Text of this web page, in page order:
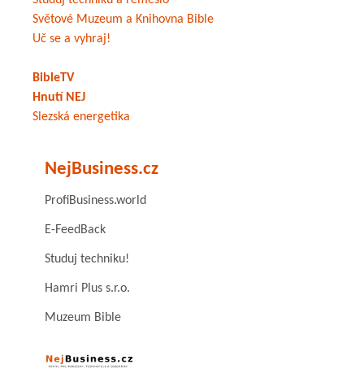
Světové Muzeum a Knihovna Bible
Uč se a vyhraj!
BibleTV
Hnutí NEJ
Slezská energetika
NejBusiness.cz
ProfiBusiness.world
E-FeedBack
Studuj techniku!
Hamri Plus s.r.o.
Muzeum Bible